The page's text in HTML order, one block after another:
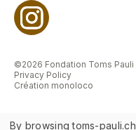
©2026 Fondation Toms Pauli
Privacy Policy
Création monoloco
By browsing toms-